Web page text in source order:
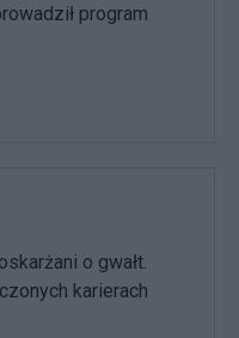
program
o gwałt.
karierach